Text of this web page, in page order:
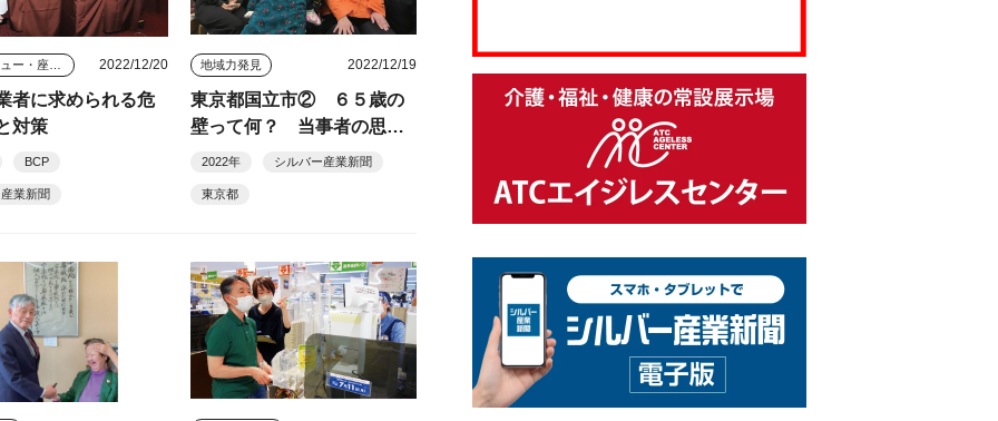
2022/12/20
者に求められる危
対策
BCP
業新聞
地域力発見 2022/12/19
東京都国立市② ６５歳の
壁って何？ 当事者の思い
から市が動く／宮下今日子
2022年 シルバー産業新聞
東京都